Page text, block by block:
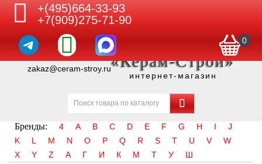
+(495)664-33-93
+7(909)275-71-90
0
zakaz@ceram-stroy.ru«Керам-Строй»
интернет-магазин
Бренды: 4 A B C D E F G H I
J
K
L M N O P Q R S T U V
W
X
Y Z А Г И К М Т У Ш